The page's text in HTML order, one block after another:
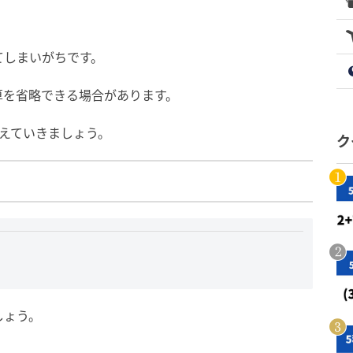
まいがちです。
省略できる場合があります。
いきましょう。
う。